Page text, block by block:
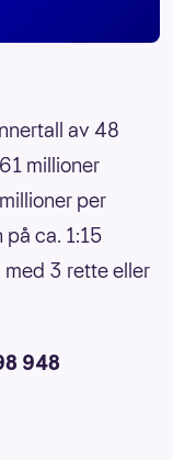
av 48
millioner
per
ca. 1:15
med 3 rette eller
948